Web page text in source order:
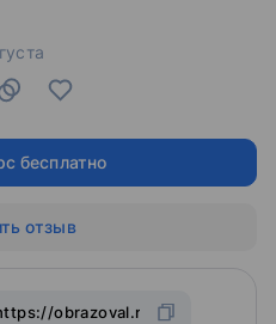
бесплатно
отзыв